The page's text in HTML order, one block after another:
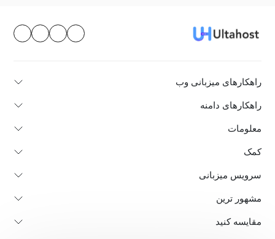
راهکارهای میزبانی وب
راهکارهای دامنه
معلومات
کمک
سرویس میزبانی
مشهور ترین
مقایسه کنید